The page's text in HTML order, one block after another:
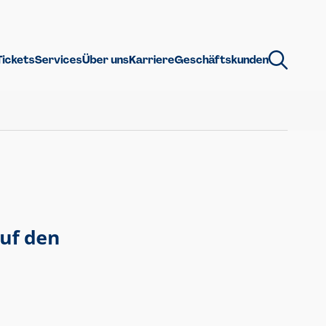
ServicesÜber unsKarriereGeschäftskunden
den